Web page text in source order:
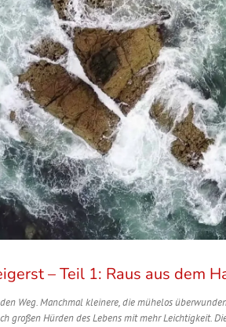
– Teil 1: Raus aus dem
Weg. Manchmal kleinere, diemühelos ü
großen Hürden des Lebens mit mehr Leichtigkeit.